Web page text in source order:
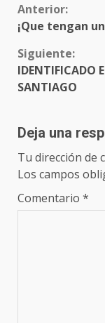
Sigue
leyendo
Anterior:
¡Que tengan
Siguiente:
IDENTIFICADO
SANTIAGO
Deja una
Tu dirección de
Los campos
Comentario *